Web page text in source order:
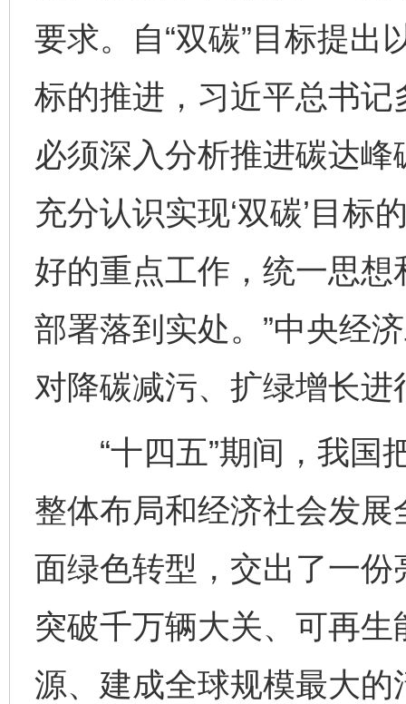
要求。自“双碳”目标提出
标的推进，习近平总书记
必须深入分析推进碳达
充分认识实现‘双碳’目标
好的重点工作，统一思
部署落到实处。”中央经
对降碳减污、扩绿增长进
“十四五”期间，我国把
整体布局和经济社会发
面绿色转型，交出了一
突破千万辆大关、可再
源、建成全球规模最大